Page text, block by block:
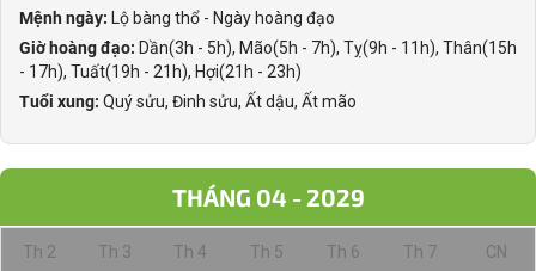
Mệnh ngày: Lộ bàng thổ - Ngày hoàng đạo
Giờ hoàng đạo: Dần(3h - 5h), Mão(5h - 7h), Tỵ(9h - 11h), Thân(15h
- 17h), Tuất(19h - 21h), Hợi(21h - 23h)
Tuổi xung: Quý sửu, Đinh sửu, Ất dậu, Ất mão
THÁNG 04 - 2029
Th 2 Th 3 Th 4 Th 5 Th 6 Th 7 CN